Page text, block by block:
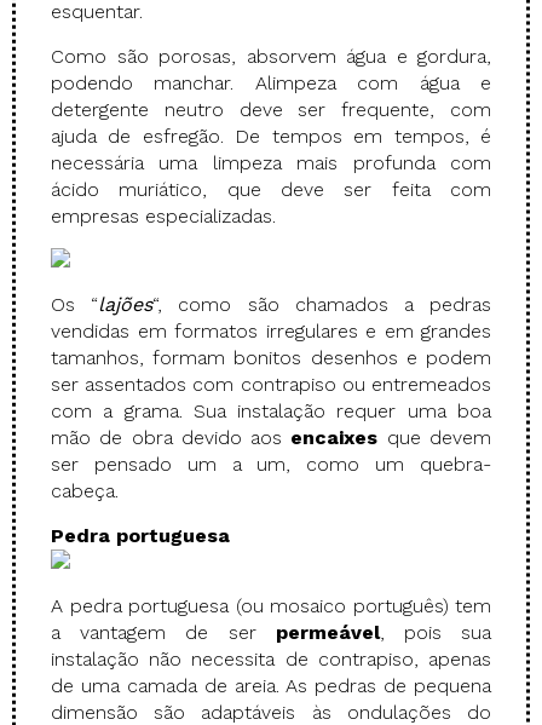
esquentar.
Como são porosas, absorvem água e gordura,
podendo manchar. Alimpeza com água e
detergente neutro deve ser frequente, com
ajuda de esfregão. De tempos em tempos, é
necessária uma limpeza mais profunda com
ácido muriático, que deve ser feita com
empresas especializadas.
Os “lajões“, como são chamados a pedras
vendidas em formatos irregulares e em grandes
tamanhos, formam bonitos desenhos e podem
ser assentados com contrapiso ou entremeados
com a grama. Sua instalação requer uma boa
mão de obra devido aos encaixes que devem
ser pensado um a um, como um quebra-
cabeça.
Pedra portuguesa
A pedra portuguesa (ou mosaico português) tem
a vantagem de ser permeável, pois sua
instalação não necessita de contrapiso, apenas
de uma camada de areia. As pedras de pequena
dimensão são adaptáveis às ondulações do